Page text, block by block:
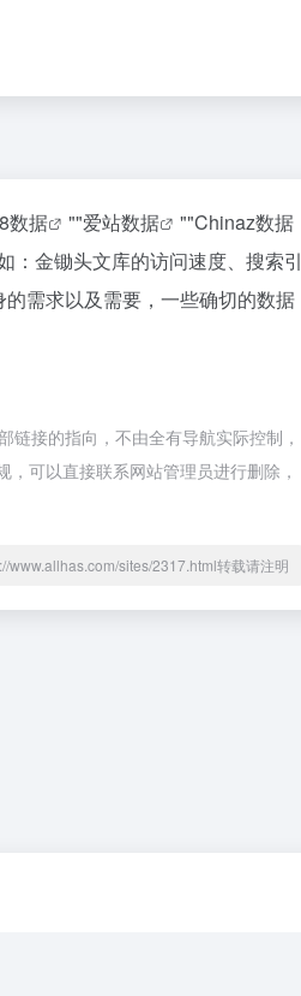
数据 ""爱站数据 ""Chinaz数据
：金锄头文库的访问速度、搜索引
需求以及需要，一些确切的数据
接的指向，不由全有导航实际控制，
可以直接联系网站管理员进行删除，
www.allhas.com/sites/2317.html转载请注明